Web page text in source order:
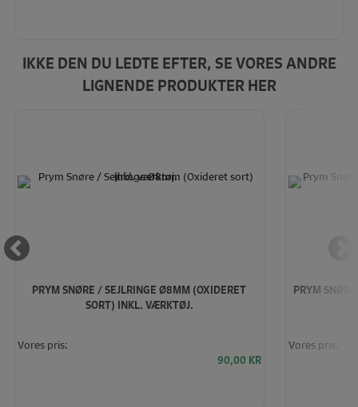
IKKE DEN DU LEDTE EFTER, SE VORES ANDRE
LIGNENDE PRODUKTER HER
PRYM SNØRE / SEJLRINGE Ø8MM (OXIDERET
SORT) INKL. VÆRKTØJ.
Vores pris:
90,00 KR
PRYM
Vores pris: